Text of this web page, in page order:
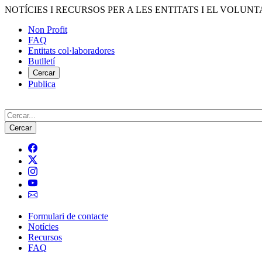
Vés
contingut
NOTÍCIES I RECURSOS PER A LES ENTITATS I EL
Menú
del
compte
d'usuari
Non Profit
FAQ
Entitats col·laboradores
Butlletí
Cercar
Publica
Cerca
Navegació
principal
Formulari de contacte
Notícies
Recursos
FAQ